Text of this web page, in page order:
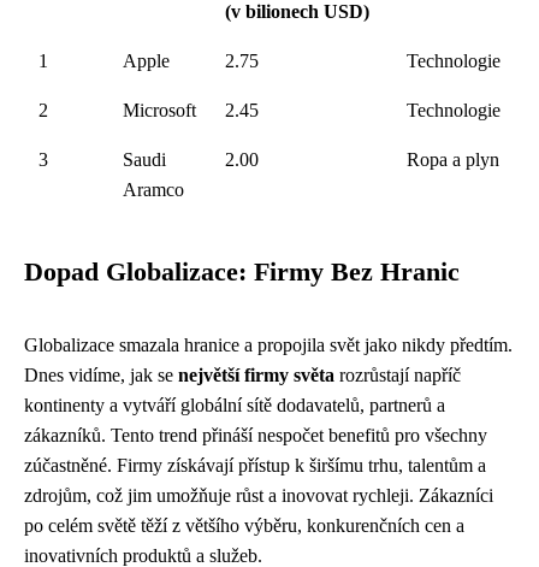
(v bilionech USD)
1 Apple 2.75 Technologie
2 Microsoft 2.45 Technologie
3
Saudi
Aramco
2.00 Ropa a plyn
Dopad Globalizace: Firmy Bez Hranic
Globalizace smazala hranice a propojila svět jako nikdy předtím.
Dnes vidíme, jak se největší firmy světa rozrůstají napříč
kontinenty a vytváří globální sítě dodavatelů, partnerů a
zákazníků. Tento trend přináší nespočet benefitů pro všechny
zúčastněné. Firmy získávají přístup k širšímu trhu, talentům a
zdrojům, což jim umožňuje růst a inovovat rychleji. Zákazníci
po celém světě těží z většího výběru, konkurenčních cen a
inovativních produktů a služeb.